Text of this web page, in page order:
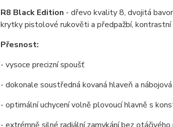
R8 Black Edition - dřevo kvality 8, dvojitá
krytky pistolové rukověti a předpažbí,
Přesnost:
- vysoce precizní spoušť
- dokonale soustředná kovaná hlaveň a
- optimální uchycení volně plovoucí hlavně s